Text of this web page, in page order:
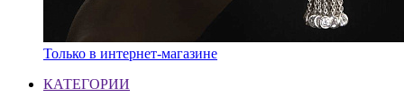
Только в интернет-магазине
КАТЕГОРИИ